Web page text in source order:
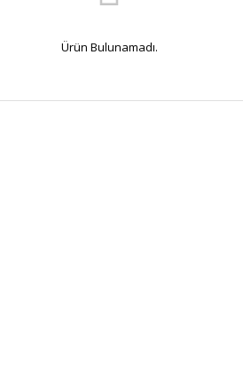
Ürün Bulunamadı.